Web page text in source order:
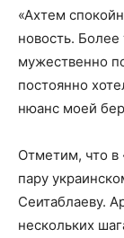
«Ахтем
новость.
мужественно
постоянно
нюанс моей
Отметим, что в
пару
Сеитаблаеву.
нескольких